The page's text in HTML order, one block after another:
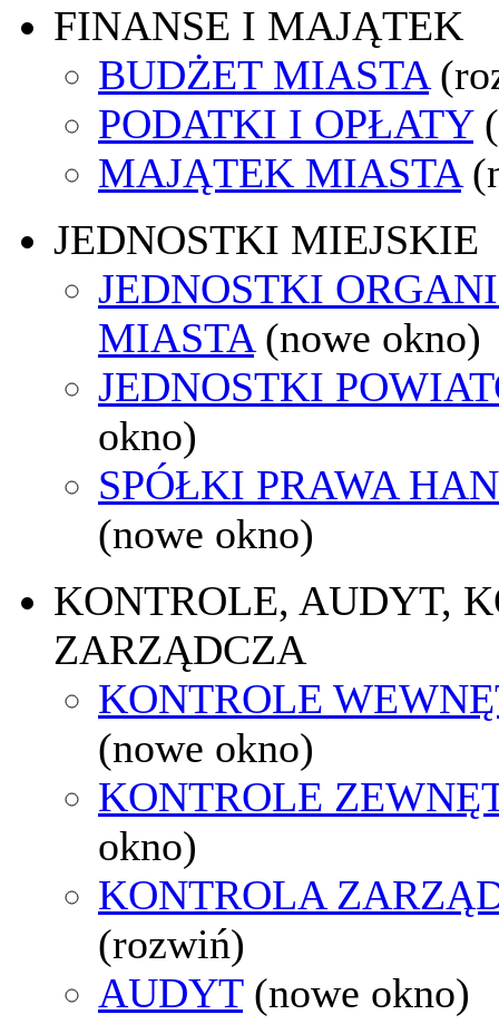
FINANSE I MAJĄTEK
BUDŻET MIASTA
PODATKI I OPŁATY
MAJĄTEK MIASTA
JEDNOSTKI MIEJSKIE
JEDNOSTKI
MIASTA (nowe okno)
JEDNOSTKI
okno)
SPÓŁKI PRAWA
(nowe okno)
KONTROLE, AUDYT,
ZARZĄDCZA
KONTROLE
(nowe okno)
KONTROLE
okno)
KONTROLA
(rozwiń)
AUDYT (nowe okno)